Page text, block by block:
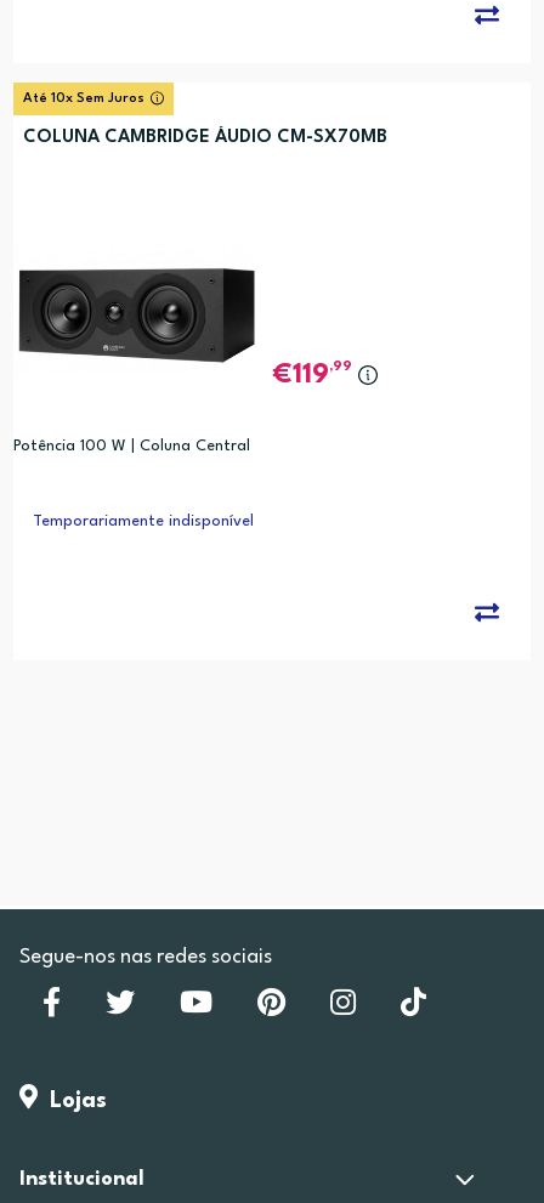
Até 10x Sem Juros
COLUNA CAMBRIDGE ÁUDIO CM-SX70MB
Potência 100 W | Coluna Central
119,99
Temporariamente indisponível
Segue-nos nas redes sociais
Lojas
Institucional